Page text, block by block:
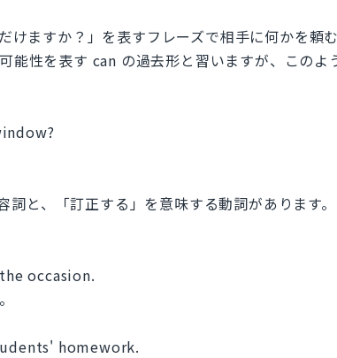
ますか？」を表すフレーズで相手に何かを頼む
能性を表す can の過去形と習いますが、このよ
と、「訂正する」を意味する動詞があります。
occasion.
homework.